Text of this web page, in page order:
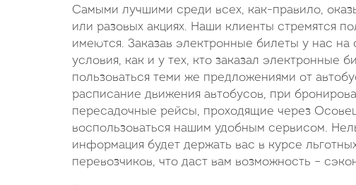
Самыми лучшими среди всех, как-правило,
или разовых акциях. Наши клиенты стремятся
имеются. Заказав электронные билеты у нас
условия, как и у тех, кто заказал электронные
пользоваться теми же предложениями от
расписание движения автобусов, при
пересадочные рейсы, проходящие через
воспользоваться нашим удобным сервисом.
информация будет держать вас в курсе
перевозчиков, что даст вам возможность –